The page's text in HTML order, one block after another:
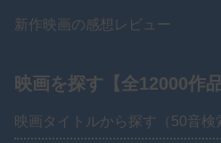
新作映画の感想レビュー
映画を探す【全12000作品
映画タイトルから探す（50音検